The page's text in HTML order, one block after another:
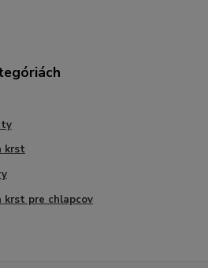
krst
krst pre chlapcov